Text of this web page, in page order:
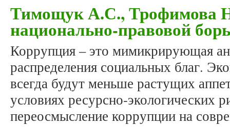
Тимощук А.С., Трофимова
национально-правовой
Коррупция – это мимикрирующая
распределения социальных благ.
всегда будут меньше растущих
условиях ресурсно-экологических
переосмысление коррупции на